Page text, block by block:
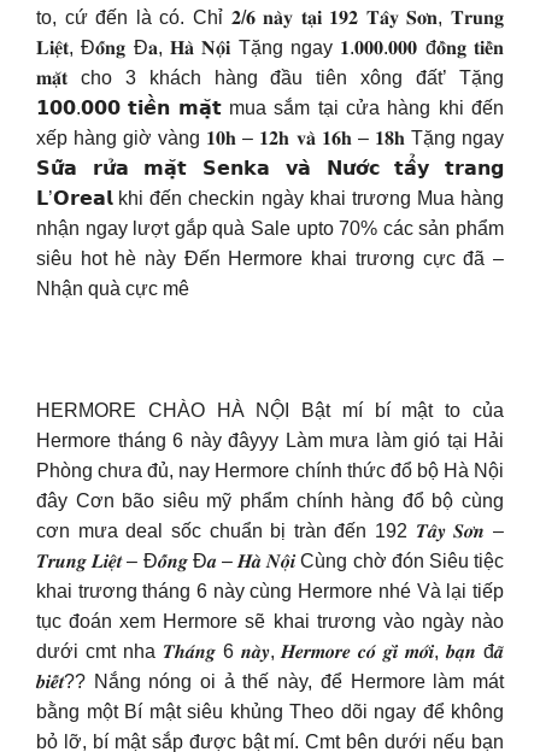
to, cứ đến là có. Chỉ 𝟐/𝟔 𝐧𝐚̀𝐲 𝐭𝐚̣𝐢 𝟏𝟗𝟐 𝐓𝐚̂𝐲 𝐒𝐨̛𝐧, 𝐓𝐫𝐮𝐧𝐠
𝐋𝐢𝐞̣̂𝐭, Đ𝐨̂́𝐧𝐠 Đ𝐚, 𝐇𝐚̀ 𝐍𝐨̣̂𝐢 Tặng ngay 𝟏.𝟎𝟎𝟎.𝟎𝟎𝟎 đ𝐨̂̀𝐧𝐠 𝐭𝐢𝐞̂̀𝐧
𝐦𝐚̣̆𝐭 cho 3 khách hàng đầu tiên xông đất’ Tặng
𝟭𝟬𝟬.𝟬𝟬𝟬 𝘁𝗶𝗲̂̀𝗻 𝗺𝗮̣̆𝘁 mua sắm tại cửa hàng khi đến
xếp hàng giờ vàng 𝟏𝟎𝐡 – 𝟏𝟐𝐡 𝐯𝐚̀ 𝟏𝟔𝐡 – 𝟏𝟖𝐡 Tặng ngay
𝗦𝘂̛̃𝗮 𝗿𝘂̛̉𝗮 𝗺𝗮̣̆𝘁 𝗦𝗲𝗻𝗸𝗮 𝘃𝗮̀ 𝗡𝘂̛𝗼̛́𝗰 𝘁𝗮̂̉𝘆 𝘁𝗿𝗮𝗻𝗴
𝗟’𝗢𝗿𝗲𝗮𝗹 khi đến checkin ngày khai trương Mua hàng
nhận ngay lượt gắp quà Sale upto 70% các sản phẩm
siêu hot hè này Đến Hermore khai trương cực đã –
Nhận quà cực mê
HERMORE CHÀO HÀ NỘI Bật mí bí mật to của
Hermore tháng 6 này đâyyy Làm mưa làm gió tại Hải
Phòng chưa đủ, nay Hermore chính thức đổ bộ Hà Nội
đây Cơn bão siêu mỹ phẩm chính hàng đổ bộ cùng
cơn mưa deal sốc chuẩn bị tràn đến 192 𝑻𝒂̂𝒚 𝑺𝒐̛𝒏 –
𝑻𝒓𝒖𝒏𝒈 𝑳𝒊𝒆̣̂𝒕 – Đ𝒐̂́𝒏𝒈 Đ𝒂 – 𝑯𝒂̀ 𝑵𝒐̣̂𝒊 Cùng chờ đón Siêu tiệc
khai trương tháng 6 này cùng Hermore nhé Và lại tiếp
tục đoán xem Hermore sẽ khai trương vào ngày nào
dưới cmt nha 𝑻𝒉𝒂́𝒏𝒈 6 𝒏𝒂̀𝒚, 𝑯𝒆𝒓𝒎𝒐𝒓𝒆 𝒄𝒐́ 𝒈𝒊̀ 𝒎𝒐̛́𝒊, 𝒃𝒂̣𝒏 đ𝒂̃
𝒃𝒊𝒆̂́𝒕?? Nắng nóng oi ả thế này, để Hermore làm mát
bằng một Bí mật siêu khủng Theo dõi ngay để không
bỏ lỡ, bí mật sắp được bật mí. Cmt bên dưới nếu bạn